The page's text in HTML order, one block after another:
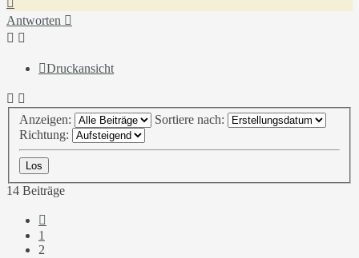
oben
Antworten
Druckansicht
Anzeigen:
Sortiere nach:
Richtung:
14 Beiträge
1
2